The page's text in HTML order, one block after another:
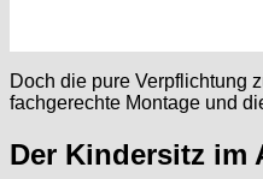
Doch die pure Verpflichtung
fachgerechte Montage und
Der Kindersitz im